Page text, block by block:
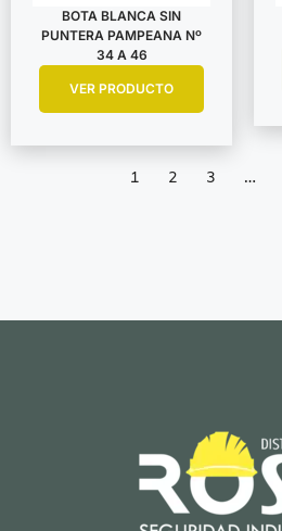
BOTA BLANCA SIN
PUNTERA PAMPEANA Nº
34 A 46
VER PRODUCTO
1 2 3 …